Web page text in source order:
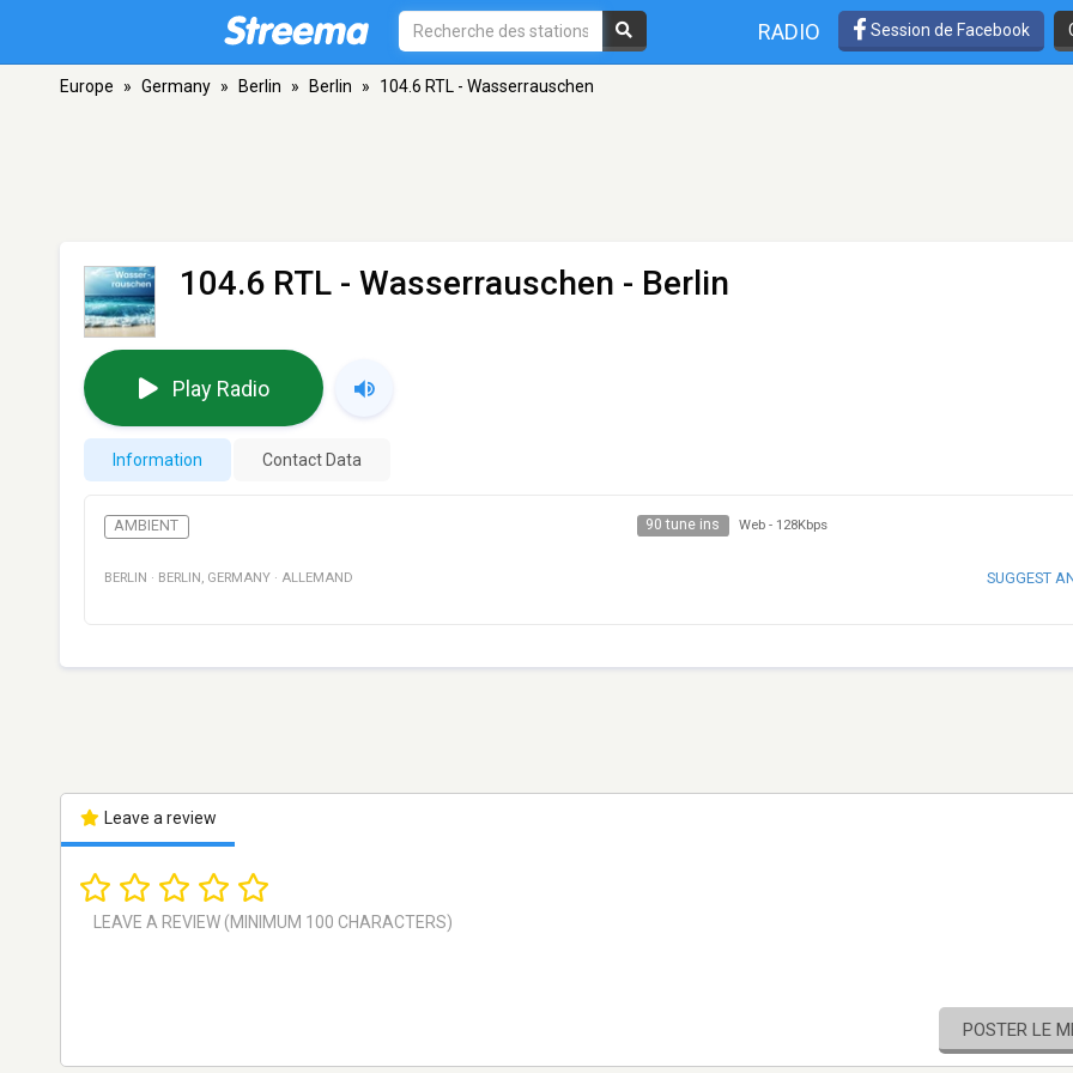
RADIO Session de Facebook
Europe » Germany » Berlin » Berlin » 104.6 RTL - Wasserrauschen
104.6 RTL - Wasserrauschen - Berlin
Play Radio
Information Contact Data
AMBIENT 90 tune ins Web - 128Kbps
BERLIN · BERLIN , GERMANY · ALLEMAND SUGGEST
Leave a review
POSTER LE